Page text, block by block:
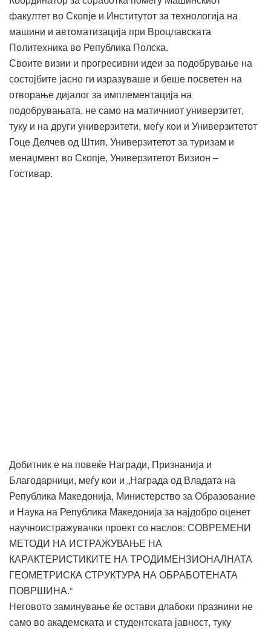
факултет во Скопје и Институтот за технологија на
машини и автоматизација при Вроцлавската
Политехника во Република Полска.
Своите визии и прогресивни идеи за подобрување на
состојбите јасно ги изразуваше и беше посветен на
отворање дијалог за имплементација на
подобрувањата, не само на матичниот универзитет,
туку и на други универзитети, меѓу кои и Универзитетот
Гоце Делчев од Штип, Универзитетот за туризам и
менаџмент во Скопје, Универзитетот Визион –
Гостивар.
Добитник е на повеќе Награди, Признанија и
Благодарници, меѓу кои и „Награда од Владата на
Република Македонија, Министерство за Образование
и Наука на Република Македонија за најдобро оценет
научноистражувачки проект со наслов: СОВРЕМЕНИ
МЕТОДИ НА ИСТРАЖУВАЊЕ НА
КАРАКТЕРИСТИКИТЕ НА ТРОДИМЕНЗИОНАЛНАТА
ГЕОМЕТРИСКА СТРУКТУРА НА ОБРАБОТЕНАТА
ПОВРШИНА.“
Неговото заминување ќе остави длабоки празнини не
само во академската и студентската јавност, туку